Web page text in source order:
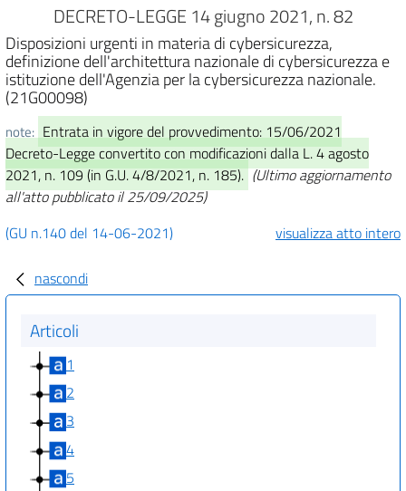
DECRETO-LEGGE 14 giugno 2021, n. 82
Disposizioni urgenti in materia di cybersicurezza,
definizione dell'architettura nazionale di cybersicurezza e
istituzione dell'Agenzia per la cybersicurezza nazionale.
(21G00098)
note: Entrata in vigore del provvedimento: 15/06/2021
Decreto-Legge convertito con modificazioni dalla L. 4 agosto
2021, n. 109 (in G.U. 4/8/2021, n. 185). (Ultimo aggiornamento
all'atto pubblicato il 25/09/2025)
(GU n.140 del 14-06-2021)
visualizza atto intero
nascondi
Articoli
1
2
3
4
5